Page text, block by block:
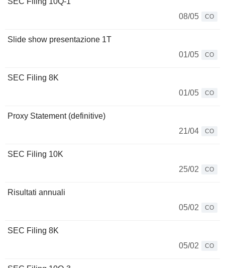
08/05
CO
Slide show presentazione 1T
01/05
CO
SEC Filing 8K
01/05
CO
Proxy Statement (definitive)
21/04
CO
SEC Filing 10K
25/02
CO
Risultati annuali
05/02
CO
SEC Filing 8K
05/02
CO